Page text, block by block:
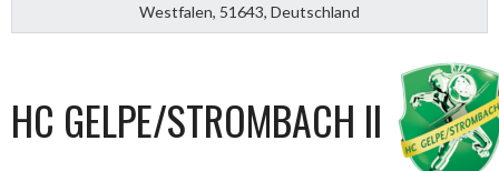
Westfalen, 51643, Deutschland
HC GELPE/STROMBACH II